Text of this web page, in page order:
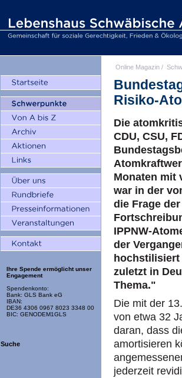
Ihre Spende ermöglicht unser
Engagement
Spendenkonto:
Bank: GLS Bank eG
IBAN:
DE36 4306 0967 8023 3348 00
BIC: GENODEM1GLS
Suche
Online Magazin /
Risiko-
Die
CDU, CSU,
Monaten mit
war in der
die Frage
IPPNW-
der
zuletzt in
Thema."
Die mit der
von etwa 32
daran, dass
amortisieren
jederzeit